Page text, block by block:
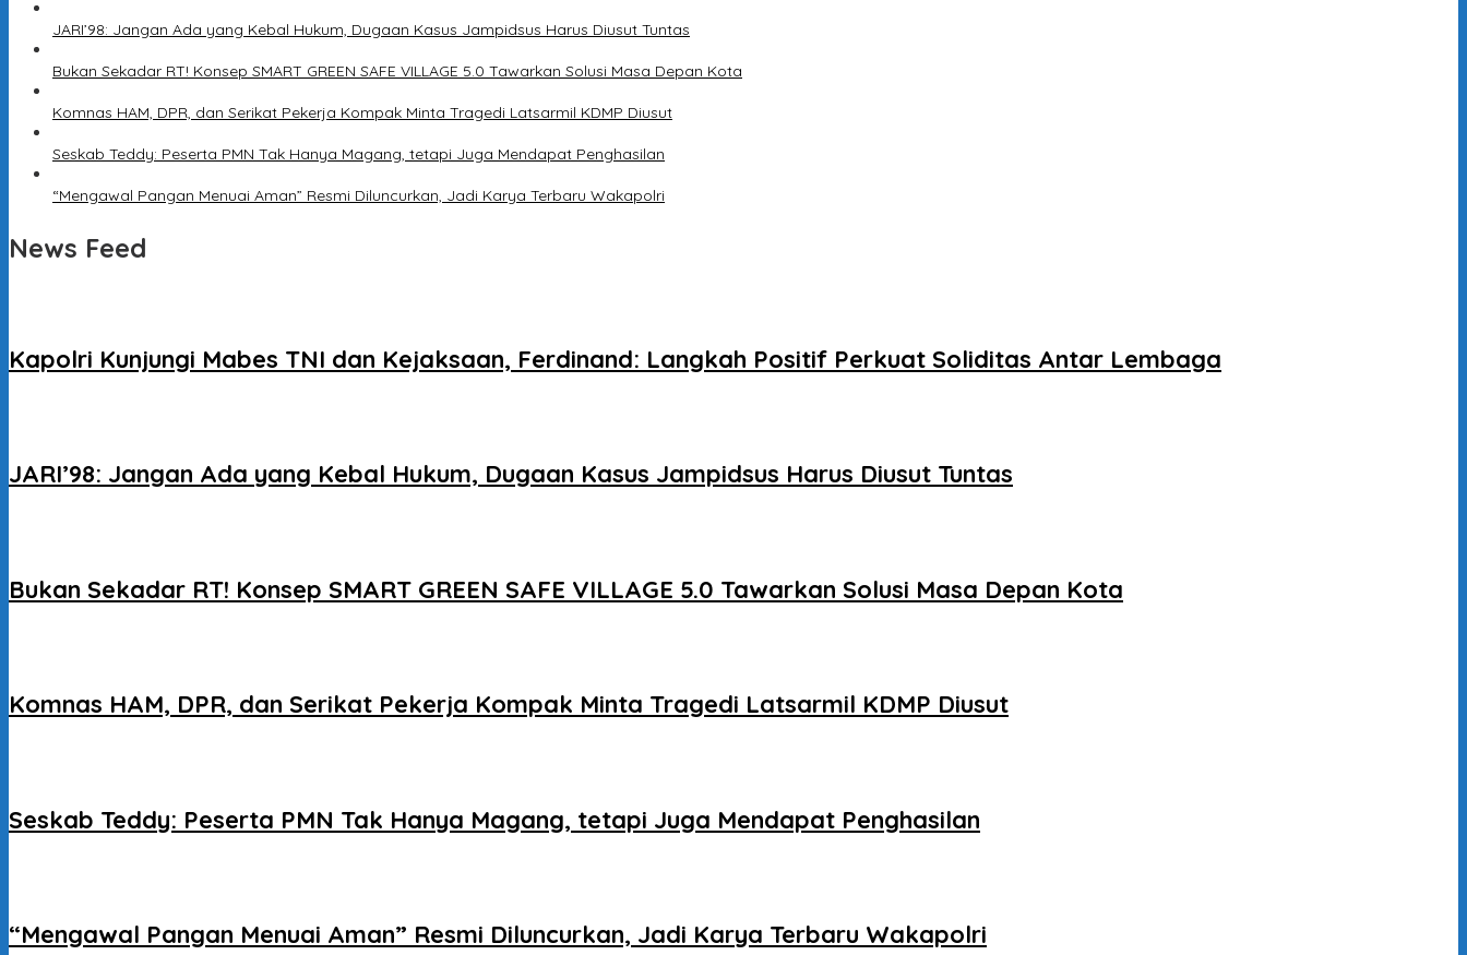
JARI’98: Jangan Ada yang Kebal Hukum, Dugaan Kasus Jampidsus Harus Diusut Tuntas
Bukan Sekadar RT! Konsep SMART GREEN SAFE VILLAGE 5.0 Tawarkan Solusi Masa Depan Kota
Komnas HAM, DPR, dan Serikat Pekerja Kompak Minta Tragedi Latsarmil KDMP Diusut
Seskab Teddy: Peserta PMN Tak Hanya Magang, tetapi Juga Mendapat Penghasilan
“Mengawal Pangan Menuai Aman” Resmi Diluncurkan, Jadi Karya Terbaru Wakapolri
News Feed
Kapolri Kunjungi Mabes TNI dan Kejaksaan, Ferdinand: Langkah Positif Perkuat Soliditas Antar Lembaga
JARI’98: Jangan Ada yang Kebal Hukum, Dugaan Kasus Jampidsus Harus Diusut Tuntas
Bukan Sekadar RT! Konsep SMART GREEN SAFE VILLAGE 5.0 Tawarkan Solusi Masa Depan Kota
Komnas HAM, DPR, dan Serikat Pekerja Kompak Minta Tragedi Latsarmil KDMP Diusut
Seskab Teddy: Peserta PMN Tak Hanya Magang, tetapi Juga Mendapat Penghasilan
“Mengawal Pangan Menuai Aman” Resmi Diluncurkan, Jadi Karya Terbaru Wakapolri